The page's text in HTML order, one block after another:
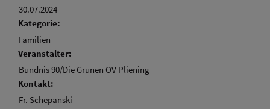
30.07.2024
Kategorie:
Familien
Veranstalter:
Bündnis 90/Die Grünen OV Pliening
Kontakt:
Fr. Schepanski